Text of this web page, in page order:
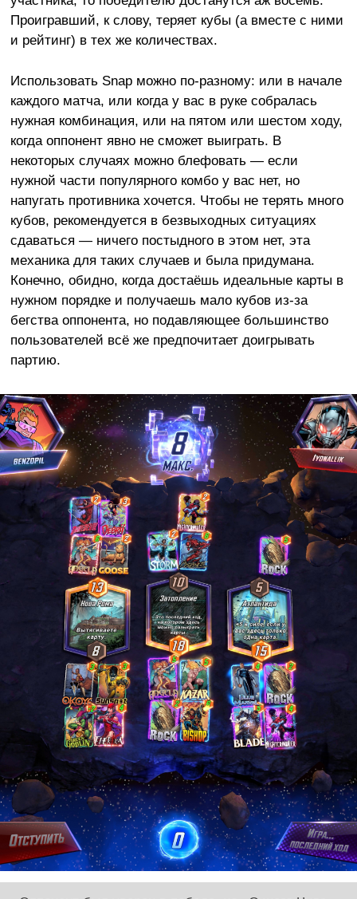
Проигравший, к слову, теряет кубы (а вместе с ними
и рейтинг) в тех же количествах.
Использовать Snap можно по-разному: или в начале
каждого матча, или когда у вас в руке собралась
нужная комбинация, или на пятом или шестом ходу,
когда оппонент явно не сможет выиграть. В
некоторых случаях можно блефовать — если
нужной части популярного комбо у вас нет, но
напугать противника хочется. Чтобы не терять много
кубов, рекомендуется в безвыходных ситуациях
сдаваться — ничего постыдного в этом нет, эта
механика для таких случаев и была придумана.
Конечно, обидно, когда достаёшь идеальные карты в
нужном порядке и получаешь мало кубов из-за
бегства оппонента, но подавляющее большинство
пользователей всё же предпочитает доигрывать
партию.